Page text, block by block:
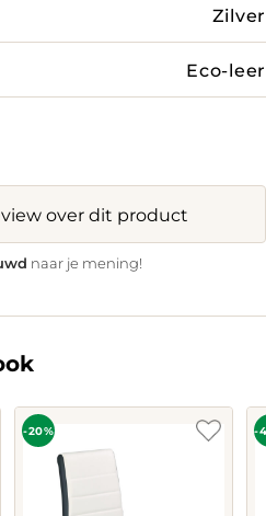
Zilver
Eco-leer
over dit product
naar je mening!
-20% -